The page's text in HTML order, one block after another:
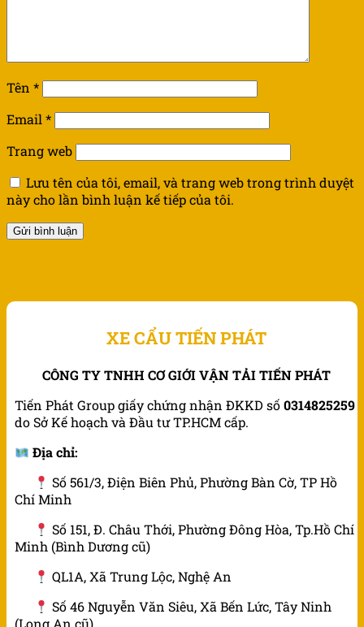
Tên *
Email*
Trang web
Lưu tên của tôi, email, và trang web trong trình duyệt
này cho lần bình luận kế tiếp của tôi.
XE CẨU TIẾN PHÁT
CÔNG TY TNHH CƠ GIỚI VẬN TẢI TIẾN PHÁT
Tiến Phát Group giấy chứng nhận ĐKKD số0314825259
do Sở Kế hoạch và Đầu tư TP.HCM cấp.
Địa chỉ:
Số 561/3, Điện Biên Phủ, Phường Bàn Cờ, TP Hồ
Chí Minh
Số 151, Đ. Châu Thới, Phường Đông Hòa, Tp.Hồ Chí
Minh (Bình Dương cũ)
QL1A, Xã Trung Lộc, Nghệ An
Số 46 Nguyễn Văn Siêu, Xã Bến Lức, Tây Ninh
(Long An cũ)